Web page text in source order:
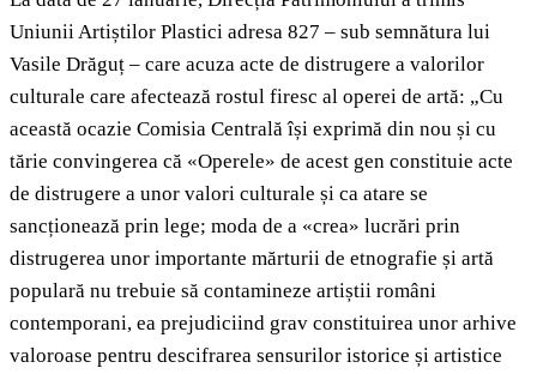
Uniunii Artiștilor Plastici adresa 827 – sub semnătura lui
Vasile Drăguț – care acuza acte de distrugere a valorilor
culturale care afectează rostul firesc al operei de artă: „Cu
această ocazie Comisia Centrală își exprimă din nou și cu
tărie convingerea că «Operele» de acest gen constituie acte
de distrugere a unor valori culturale și ca atare se
sancționează prin lege; moda de a «crea» lucrări prin
distrugerea unor importante mărturii de etnografie și artă
populară nu trebuie să contamineze artiștii români
contemporani, ea prejudiciind grav constituirea unor arhive
valoroase pentru descifrarea sensurilor istorice și artistice